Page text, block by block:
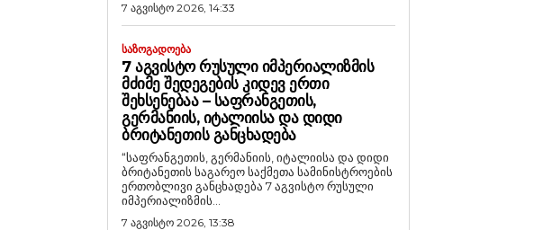
7 აგვისტო 2026, 14:33
ᲡᲐᲖᲝᲒᲐᲓᲝᲔᲑᲐ
7 ᲐᲒᲕᲘᲡᲢᲝ ᲠᲣᲡᲣᲚᲘ ᲘᲛᲞᲔᲠᲘᲐᲚᲘᲖᲛᲘᲡ
ᲛᲫᲘᲛᲔ ᲨᲔᲓᲔᲒᲔᲑᲘᲡ ᲙᲘᲓᲔᲕ ᲔᲠᲗᲘ
ᲨᲔᲮᲡᲔᲜᲔᲑᲐᲐ – ᲡᲐᲤᲠᲐᲜᲒᲔᲗᲘᲡ,
ᲒᲔᲠᲛᲐᲜᲘᲘᲡ, ᲘᲢᲐᲚᲘᲘᲡᲐ ᲓᲐ ᲓᲘᲓᲘ
ᲑᲠᲘᲢᲐᲜᲔᲗᲘᲡ ᲒᲐᲜᲪᲮᲐᲓᲔᲑᲐ
“საფრანგეთის, გერმანიის, იტალიისა და დიდი
ბრიტანეთის საგარეო საქმეთა სამინისტროების
ერთობლივი განცხადება 7 აგვისტო რუსული
იმპერიალიზმის...
7 აგვისტო 2026, 13:38